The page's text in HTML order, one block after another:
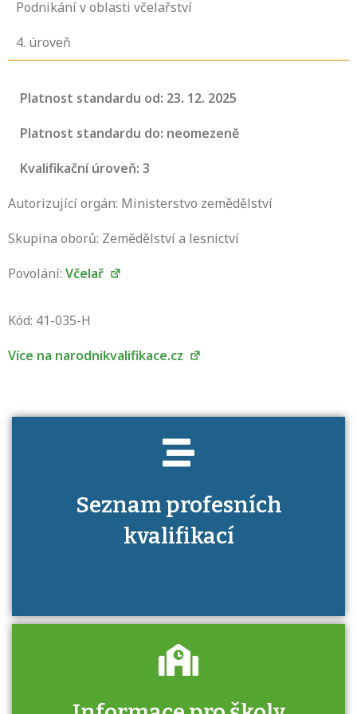
Podnikání v oblasti včelařství
4. úroveň
Platnost standardu od: 23. 12. 2025
Platnost standardu do: neomezeně
Kvalifikační úroveň: 3
Autorizující orgán: Ministerstvo zemědělství
Skupina oborů: Zemědělství a lesnictví
Povolání: Včelař
Kód: 41-035-H
Více na narodnikvalifikace.cz
Seznam profesních
kvalifikací
Víte, jaké dovednosti musíte pro danou